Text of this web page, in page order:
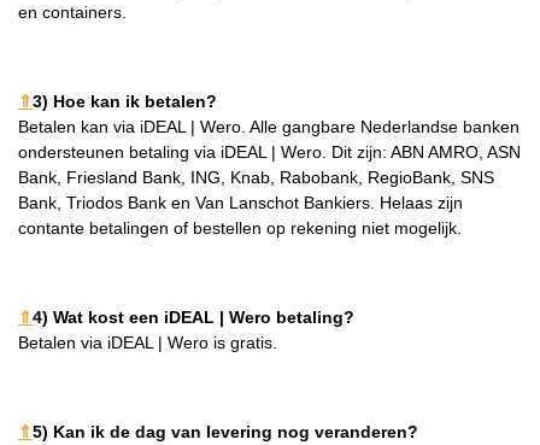
en containers.
⇑3) Hoe kan ik betalen?
Betalen kan via iDEAL | Wero. Alle gangbare Nederlandse banken
ondersteunen betaling via iDEAL | Wero. Dit zijn: ABN AMRO, ASN
Bank, Friesland Bank, ING, Knab, Rabobank, RegioBank, SNS
Bank, Triodos Bank en Van Lanschot Bankiers. Helaas zijn
contante betalingen of bestellen op rekening niet mogelijk.
⇑4) Wat kost een iDEAL | Wero betaling?
Betalen via iDEAL | Wero is gratis.
⇑5) Kan ik de dag van levering nog veranderen?